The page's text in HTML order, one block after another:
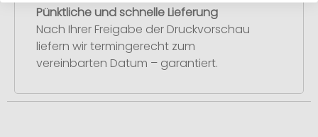
Pünktliche und schnelle Lieferung
Nach Ihrer Freigabe der Druckvorschau
liefern wir termingerecht zum
vereinbarten Datum – garantiert.